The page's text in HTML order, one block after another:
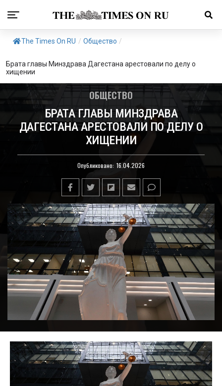
The Times On RU / Общество /
Брата главы Минздрава Дагестана арестовали по делу о
хищении
ОБЩЕСТВО
БРАТА ГЛАВЫ МИНЗДРАВА
ДАГЕСТАНА АРЕСТОВАЛИ ПО ДЕЛУ О
ХИЩЕНИИ
Опубликовано: 16.04.2026